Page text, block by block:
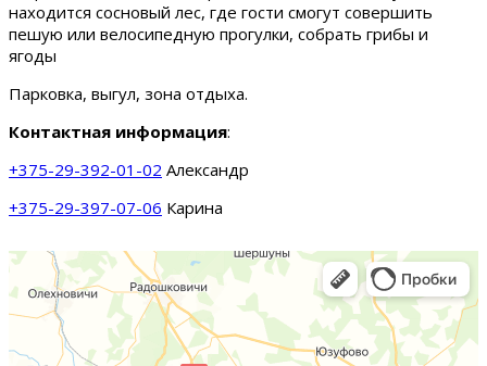
находится сосновый лес, где гости смогут совершить
пешую или велосипедную прогулки, собрать грибы и
ягоды
Парковка, выгул, зона отдыха.
Контактная информация:
+375-29-392-01-02 Александр
+375-29-397-07-06 Карина